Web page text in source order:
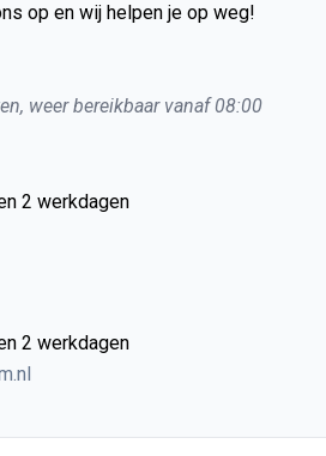
RAL-kleuren
op en wij helpen je op weg!
weer bereikbaar vanaf 08:00
2 werkdagen
2 werkdagen